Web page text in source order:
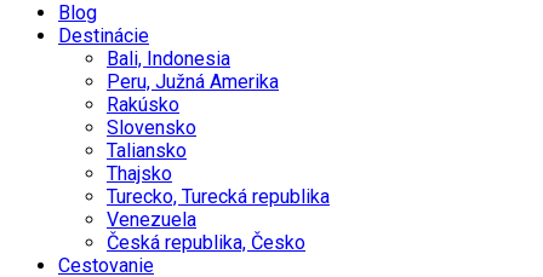
Blog
Destinácie
Bali, Indonesia
Peru, Južná Amerika
Rakúsko
Slovensko
Taliansko
Thajsko
Turecko, Turecká republika
Venezuela
Česká republika, Česko
Cestovanie